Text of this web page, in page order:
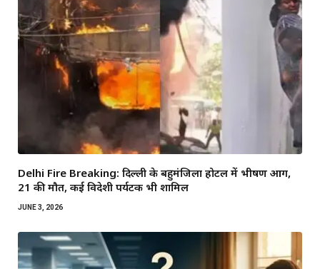
Delhi Fire Breaking: दिल्ली के बहुमंजिला होटल में भीषण आग,
21 की मौत, कई विदेशी पर्यटक भी शामिल
JUNE 3, 2026